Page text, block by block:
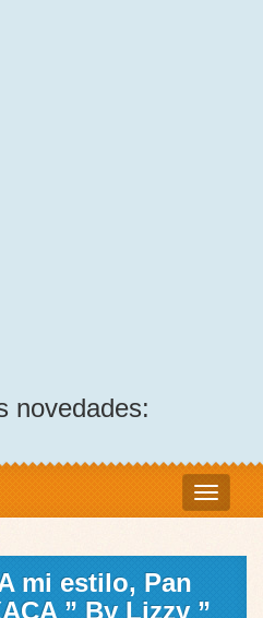
novedades:
mi estilo, Pan
” By Lizzy ”